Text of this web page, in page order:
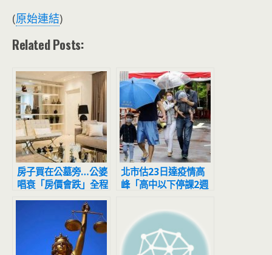
(原始連結)
Related Posts:
房子買在公墓旁…公婆
唱衰「房價會跌」全程
擺臭臉 人妻怒噴：等
北市估23日達疫情高
峰「高中以下停課2週